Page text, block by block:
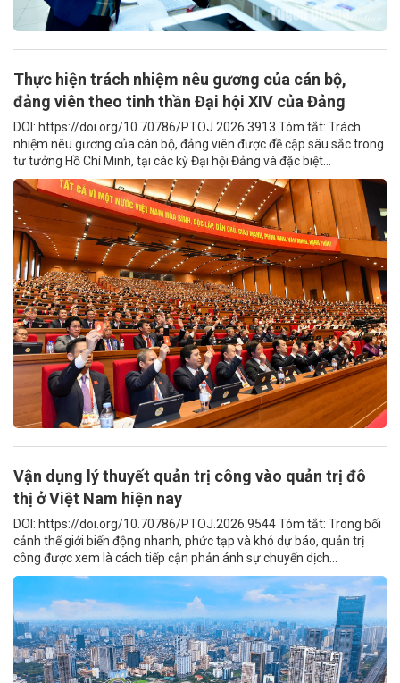
Thực hiện trách nhiệm nêu gương của cán bộ,
đảng viên theo tinh thần Đại hội XIV của Đảng
DOI: https://doi.org/10.70786/PTOJ.2026.3913 Tóm tắt: Trách
nhiệm nêu gương của cán bộ, đảng viên được đề cập sâu sắc trong
tư tưởng Hồ Chí Minh, tại các kỳ Đại hội Đảng và đặc biệt...
Vận dụng lý thuyết quản trị công vào quản trị đô
thị ở Việt Nam hiện nay
DOI: https://doi.org/10.70786/PTOJ.2026.9544 Tóm tắt: Trong bối
cảnh thế giới biến động nhanh, phức tạp và khó dự báo, quản trị
công được xem là cách tiếp cận phản ánh sự chuyển dịch...